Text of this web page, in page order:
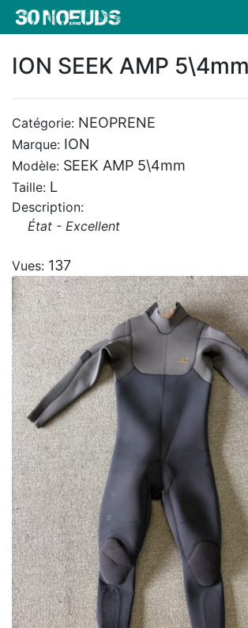
ION SEEK AMP
Catégorie: NEOPRENE
Marque: ION
Modèle: SEEK AMP 5\4mm
Taille: L
Description:
État - Excellent
Vues: 137